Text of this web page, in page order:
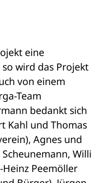
eine
wird das Projekt
von einem
Team
bedankt sich
Kahl und Thomas
Agnes und
Willi
Peemöller